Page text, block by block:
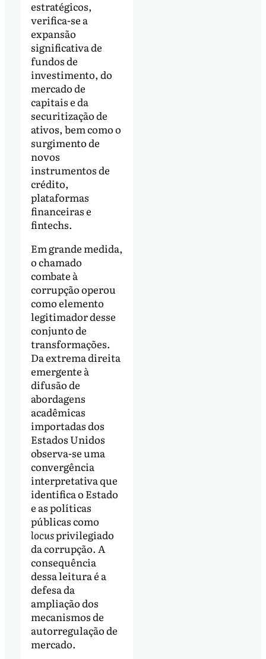
estratégicos,
verifica-se a
expansão
significativa de
fundos de
investimento, do
mercado de
capitais e da
securitização de
ativos, bem como o
surgimento de
novos
instrumentos de
crédito,
plataformas
financeiras e
fintechs.
Em grande medida,
o chamado
combate à
corrupção operou
como elemento
legitimador desse
conjunto de
transformações.
Da extrema direita
emergente à
difusão de
abordagens
acadêmicas
importadas dos
Estados Unidos
observa-se uma
convergência
interpretativa que
identifica o Estado
e as políticas
públicas como
locusprivilegiado
da corrupção. A
consequência
dessa leitura é a
defesa da
ampliação dos
mecanismos de
autorregulação de
mercado.